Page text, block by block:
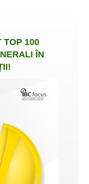
TOP 100
ÎN
!